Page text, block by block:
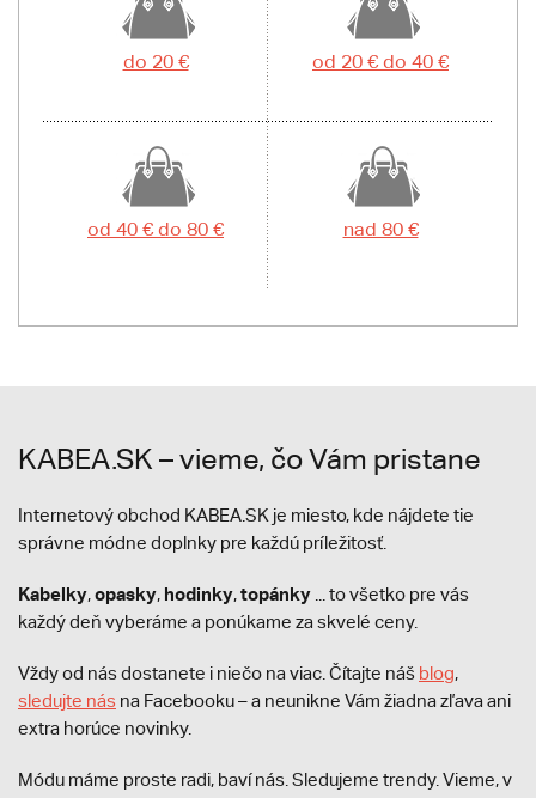
do 20 € od 20 € do 40 €
od 40 € do 80 € nad 80 €
KABEA.SK – vieme, čo Vám pristane
Internetový obchod KABEA.SK je miesto, kde nájdete tie
správne módne doplnky pre každú príležitosť.
Kabelky,opasky, hodinky,topánky ... to všetko pre vás
každý deň vyberáme a ponúkame za skvelé ceny.
Vždy od nás dostanete i niečo na viac. Čítajte náš blog,
sledujte nás na Facebooku – a neunikne Vám žiadna zľava ani
extra horúce novinky.
Módu máme proste radi, baví nás. Sledujeme trendy. Vieme, v